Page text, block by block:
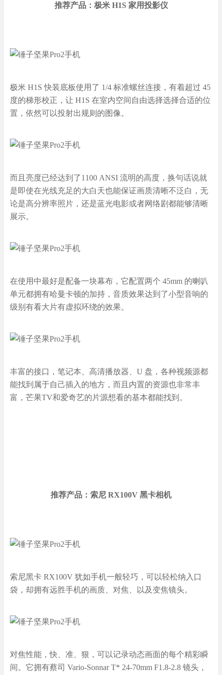
推荐产品：极米 H1S 家用投影仪
极米 H1S 快装底板使用了 1/4 标准螺丝连接，有着超过 45
度的梯形校正，让 H1S 在室内空间自由选择选择合适的位
置，依然可以投射出规则的图像。
而且亮度已经达到了1100 ANSI 流明的高度，换句话说就
是即使在光线充足的大白天也能保证画质清晰不泛白，无
论是高分辨率照片，还是蓝光电影或者网络剧都能够清晰
展示。
在使用中最好是配备一块幕布，它配置两个 45mm 的喇叭
单元都拥有哈曼卡顿的加持，音质效果达到了小型音响的
级别有看大片有虚拟环绕的效果。
丰富的接口，笔记本、高清播放器、U 盘，各种视频源都
能找到属于自己插入的地方，而且内置的资源也非常丰
富，芒果TV和爱奇艺的片源想看的基本都能找到。
推荐产品：索尼 RX100V 黑卡相机
索尼黑卡 RX100V 犹如手机一般轻巧，可以轻松纳入口
袋，却拥有远胜手机的画质、对焦、以及变焦镜头。
对焦性能，快、准、狠，可以记录动态画面的每个精彩瞬
间。它拥有蔡司 Vario-Sonnar T* 24-70mm F1.8-2.8 镜头，